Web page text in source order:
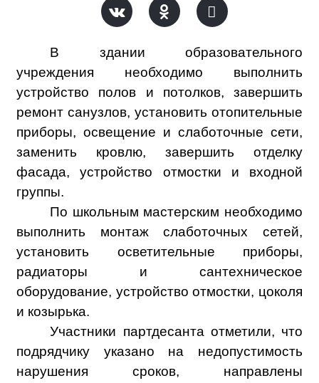
В здании образовательного
учреждения необходимо выполнить
устройство полов и потолков, завершить
ремонт санузлов, установить отопительные
приборы, освещение и слаботочные сети,
заменить кровлю, завершить отделку
фасада, устройство отмостки и входной
группы.
По школьным мастерским необходимо
выполнить монтаж слаботочных сетей,
установить осветительные приборы,
радиаторы и сантехническое
оборудование, устройство отмостки, цоколя
и козырька.
Участники партдесанта отметили, что
подрядчику указано на недопустимость
нарушения сроков, направлены